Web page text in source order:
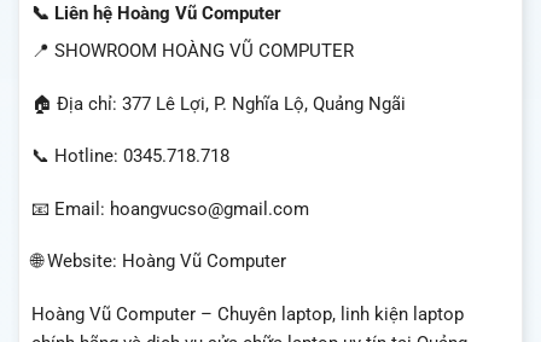
📞 Liên hệ Hoàng Vũ Computer
📍 SHOWROOM HOÀNG VŨ COMPUTER
🏠 Địa chỉ: 377 Lê Lợi, P. Nghĩa Lộ, Quảng Ngãi
📞 Hotline: 0345.718.718
📧 Email: hoangvucso@gmail.com
🌐 Website: Hoàng Vũ Computer
Hoàng Vũ Computer – Chuyên laptop, linh kiện laptop